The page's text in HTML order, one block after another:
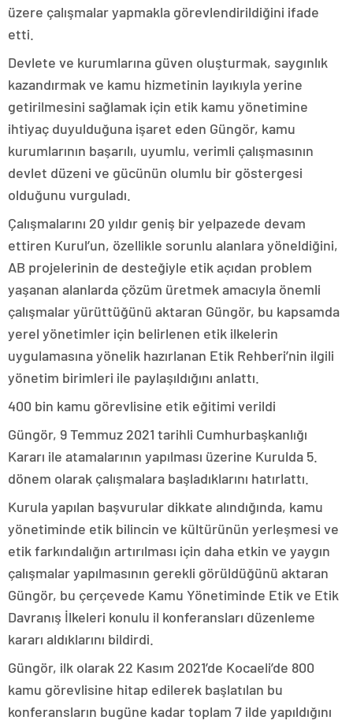
üzere çalışmalar yapmakla görevlendirildiğini ifade
etti.
Devlete ve kurumlarına güven oluşturmak, saygınlık
kazandırmak ve kamu hizmetinin layıkıyla yerine
getirilmesini sağlamak için etik kamu yönetimine
ihtiyaç duyulduğuna işaret eden Güngör, kamu
kurumlarının başarılı, uyumlu, verimli çalışmasının
devlet düzeni ve gücünün olumlu bir göstergesi
olduğunu vurguladı.
Çalışmalarını 20 yıldır geniş bir yelpazede devam
ettiren Kurul’un, özellikle sorunlu alanlara yöneldiğini,
AB projelerinin de desteğiyle etik açıdan problem
yaşanan alanlarda çözüm üretmek amacıyla önemli
çalışmalar yürüttüğünü aktaran Güngör, bu kapsamda
yerel yönetimler için belirlenen etik ilkelerin
uygulamasına yönelik hazırlanan Etik Rehberi’nin ilgili
yönetim birimleri ile paylaşıldığını anlattı.
400 bin kamu görevlisine etik eğitimi verildi
Güngör, 9 Temmuz 2021 tarihli Cumhurbaşkanlığı
Kararı ile atamalarının yapılması üzerine Kurulda 5.
dönem olarak çalışmalara başladıklarını hatırlattı.
Kurula yapılan başvurular dikkate alındığında, kamu
yönetiminde etik bilincin ve kültürünün yerleşmesi ve
etik farkındalığın artırılması için daha etkin ve yaygın
çalışmalar yapılmasının gerekli görüldüğünü aktaran
Güngör, bu çerçevede Kamu Yönetiminde Etik ve Etik
Davranış İlkeleri konulu il konferansları düzenleme
kararı aldıklarını bildirdi.
Güngör, ilk olarak 22 Kasım 2021’de Kocaeli’de 800
kamu görevlisine hitap edilerek başlatılan bu
konferansların bugüne kadar toplam 7 ilde yapıldığını